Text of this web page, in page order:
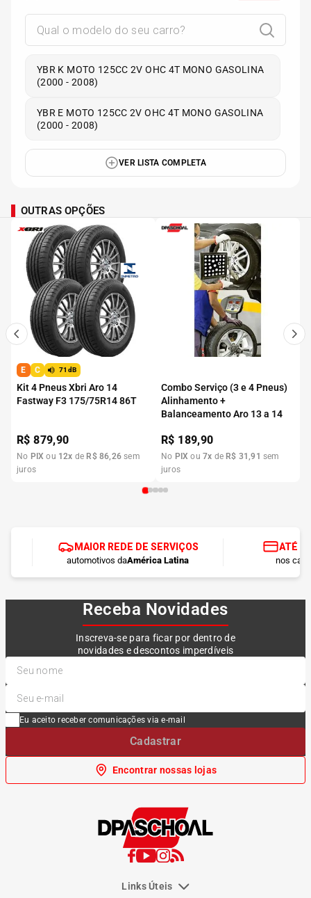
YBR K MOTO 125CC 2V OHC 4T MONO GASOLINA
(2000 - 2008)
YBR E MOTO 125CC 2V OHC 4T MONO GASOLINA
(2000 - 2008)
VER LISTA COMPLETA
OUTRAS OPÇÕES
E C 71dB
Kit 4 Pneus Xbri Aro 14
Fastway F3 175/75R14 86T
R$879,90
No PIX ou 12x de R$ 86,26 sem
juros
Combo Serviço (3 e 4 Pneus)
Alinhamento +
Balanceamento Aro 13 a 14
R$ 189,90
No PIX ou7x de R$ 31 ,91 sem
juros
MAIOR REDE DE SERVIÇOS
automotivos daAmérica Latina
ATÉ
nos
Receba Novidades
Inscreva-se para ficar por dentro de
novidades e descontos imperdíveis
Eu aceito receber comunicações via e-mail
Cadastrar
Encontrar nossas lojas
Links Úteis